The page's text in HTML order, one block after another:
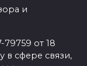
и
от 18
в сфере связи,